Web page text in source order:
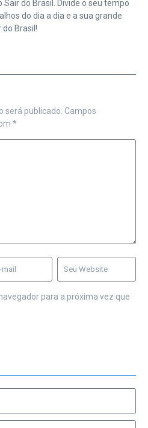
do Brasil. Divide o seu tempo
do dia a dia e a sua grande
do Brasil!
será publicado. Campos
*
para a próxima vez que